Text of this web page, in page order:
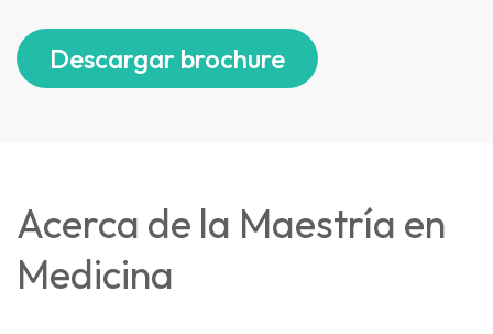
Descargar brochure
Acerca de la Maestría en
Medicina